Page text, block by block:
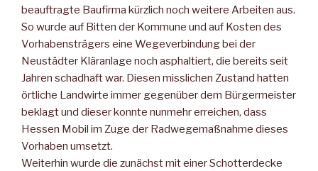
beauftragte Baufirma kürzlich noch weitere Arbeiten aus.
So wurde auf Bitten der Kommune und auf Kosten des
Vorhabensträgers eine Wegeverbindung bei der
Neustädter Kläranlage noch asphaltiert, die bereits seit
Jahren schadhaft war. Diesen misslichen Zustand hatten
örtliche Landwirte immer gegenüber dem Bürgermeister
beklagt und dieser konnte nunmehr erreichen, dass
Hessen Mobil im Zuge der Radwegemaßnahme dieses
Vorhaben umsetzt.
Weiterhin wurde die zunächst mit einer Schotterdecke